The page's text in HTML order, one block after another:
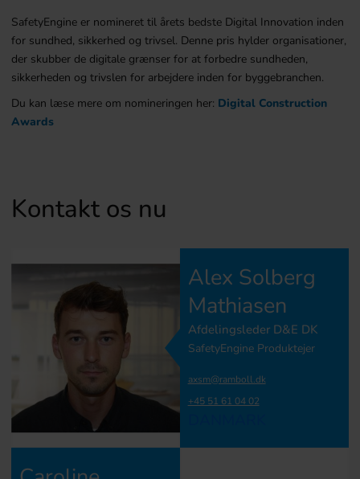
SafetyEngine er nomineret til årets bedste Digital Innovation inden
for sundhed, sikkerhed og trivsel. Denne pris hylder organisationer,
der skubber de digitale grænser for at forbedre sundheden,
sikkerheden og trivslen for arbejdere inden for byggebranchen.
Du kan læse mere om nomineringen her: Digital Construction
Awards
Kontakt os nu
Alex Solberg
Mathiasen
Afdelingsleder D&E DK
SafetyEngine Produktejer
axsm@ramboll.dk
+45 51 61 04 02